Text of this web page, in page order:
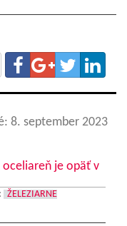
8. september 2023
oceliareň je opäť v
ŽELEZIARNE